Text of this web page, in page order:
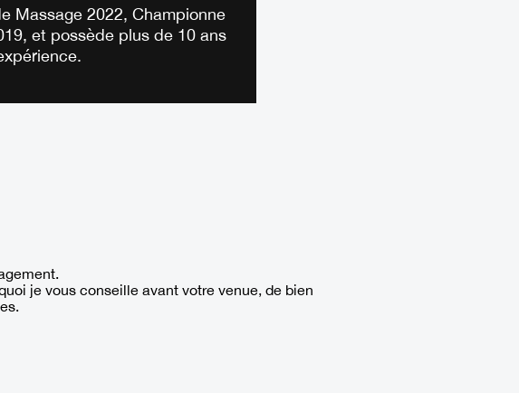
Massage 2022, Championne
et possède plus de 10 ans
je vous conseille avant votre venue, de bien